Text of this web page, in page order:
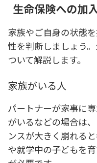
生命保険への加
家族やご自身の状態
性を判断しましょう
ついて解説します。
家族がいる人
パートナーが家事に
がいるなどの場合は
ンスが大きく崩れる
や就学中の子どもを